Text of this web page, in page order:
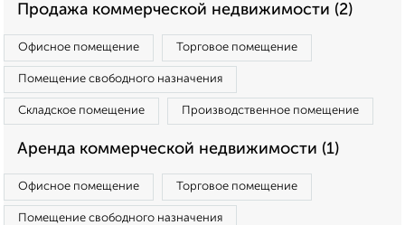
Продажа коммерческой недвижимости (2)
Офисное помещение Торговое помещение
Помещение свободного назначения
Складское помещение Производственное помещение
Аренда коммерческой недвижимости (1)
Офисное помещение Торговое помещение
Помещение свободного назначения